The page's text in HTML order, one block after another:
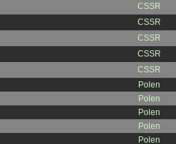
CSSR
CSSR
CSSR
CSSR
CSSR
Polen
Polen
Polen
Polen
Polen